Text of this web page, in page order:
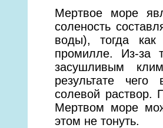
Мертвое море
соленость
воды), тогда
промилле. Из-за
засушливым
результате
солевой раствор.
Мертвом море
этом не тонуть.